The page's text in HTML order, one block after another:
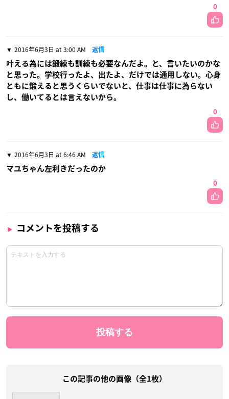
0
2016年6月3日 at 3:00 AM 返信
叶える為には鍛練も訓練も必要なんだよ。と、言いたいのかな
と思った。学校行ったよ、出たよ、だけでは通用しない。心身
ともに鍛えると思うくらいでないと、仕事は仕事に為らない
し、働いてるとは言えないから。
0
2016年6月3日 at 6:46 AM 返信
マユちゃん左利きだったのか
0
コメントを投稿する
この記事の他の画像（全1枚）